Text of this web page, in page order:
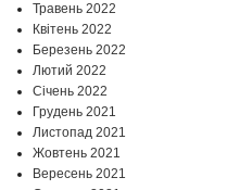
Травень 2022
Квітень 2022
Березень 2022
Лютий 2022
Січень 2022
Грудень 2021
Листопад 2021
Жовтень 2021
Вересень 2021